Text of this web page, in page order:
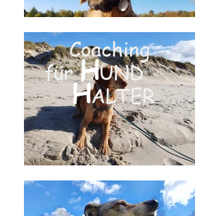
Coaching
fürHUND
HALTER